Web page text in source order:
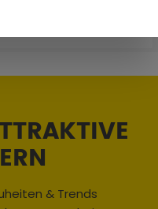
& Trends